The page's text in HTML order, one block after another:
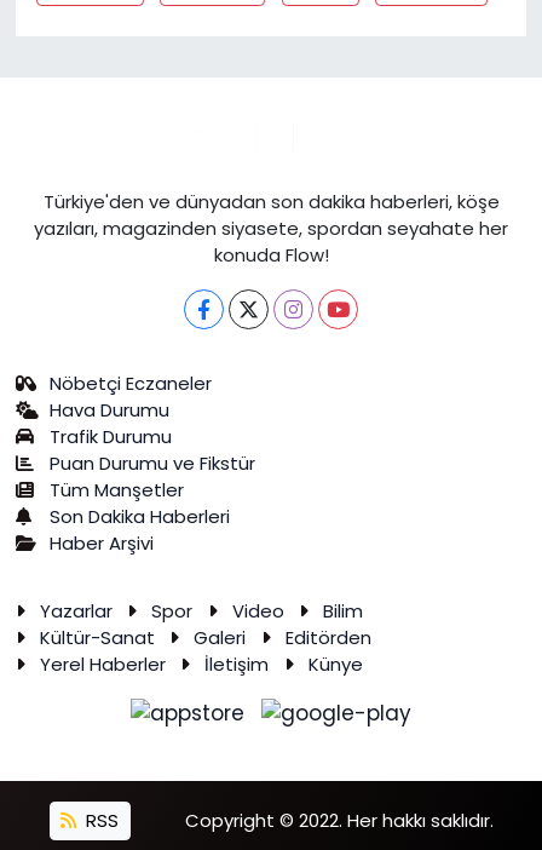
Türkiye'den ve dünyadan son dakika haberleri, köşe
yazıları, magazinden siyasete, spordan seyahate her
konuda Flow!
Nöbetçi Eczaneler
Hava Durumu
Trafik Durumu
Puan Durumu ve Fikstür
Tüm Manşetler
Son Dakika Haberleri
Haber Arşivi
Yazarlar Spor Video
Bilim
Kültür-Sanat
Galeri
Editörden
Yerel Haberler
İletişim Künye
RSS Copyright © 2022. Her hakkı saklıdır.